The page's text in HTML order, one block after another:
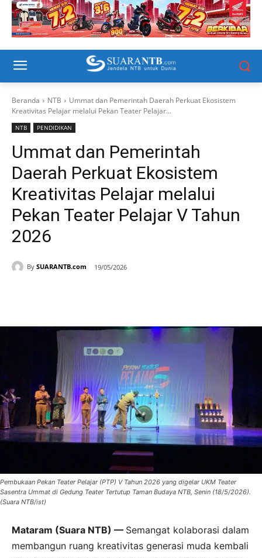
Beranda NTB
Ummat dan Pemerintah Daerah Perkuat Ekosistem
Kreativitas Pelajar melalui Pekan Teater Pelajar...
NTB PENDIDIKAN
Ummat dan Pemerintah
Daerah Perkuat Ekosistem
Kreativitas Pelajar melalui
Pekan Teater Pelajar V Tahun
2026
By SUARANTB.com 19/05/2026
Pembukaan Pekan Teater Pelajar (PTP) V Tahun 2026 yang digelar UKM Teater
Sasentra Ummat di Gedung Teater Tertutup Taman Budaya NTB, Senin (18/5/2026).
(Suara NTB/ist)
Mataram (Suara NTB) — Semangat kolaborasi dalam
membangun ruang kreativitas generasi muda kembali